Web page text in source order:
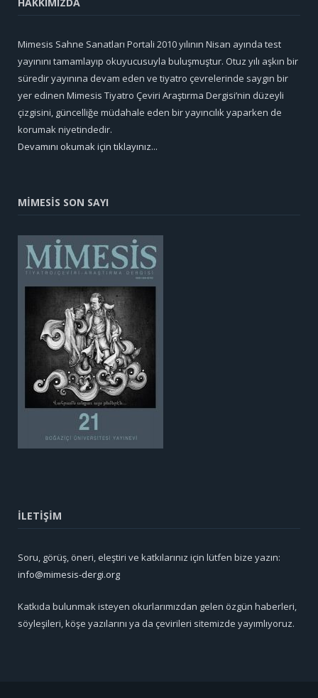
Mimesis Sahne Sanatları Portali 2010 yılının Nisan ayında test
yayınını tamamlayıp okuyucusuyla buluşmuştur. Otuz yılı aşkın bir
süredir yayınına devam eden ve tiyatro çevrelerinde saygın bir
yer edinen Mimesis Tiyatro Çeviri Araştırma Dergisi’nin düzeyli
çizgisini, güncelliğe müdahale eden bir yayıncılık yaparken de
korumak niyetindedir.
Devamını okumak için tıklayınız...
MİMESİS SON SAYI
İLETİŞİM
Soru, görüş, öneri, eleştiri ve katkılarınız için lütfen bize yazın:
info@mimesis-dergi.org
Katkıda bulunmak isteyen okurlarımızdan gelen özgün haberleri,
söyleşileri, köşe yazılarını ya da çevirileri sitemizde yayımlıyoruz.